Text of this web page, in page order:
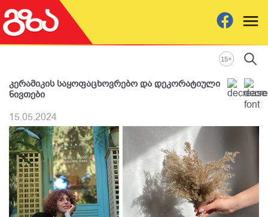
15+
კერამიკის საყოფაცხოვრებო და დეკორატიული
ნივთები
15.05.2024